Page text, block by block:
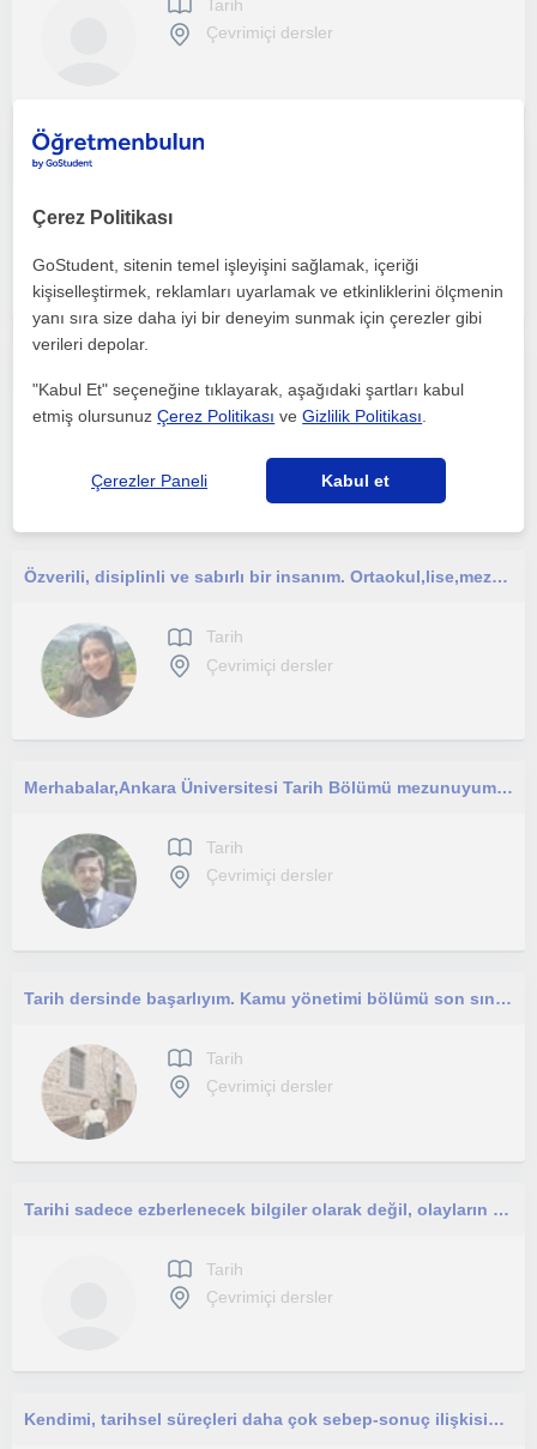
Tarih
Çevrimiçi dersler
Tarih
Çevrimiçi dersler
Özverili, disiplinli ve sabırlı bir insanım. Ortaokul,lise,mezun öğrencilere hitap ediyorum
Tarih
Çevrimiçi dersler
Merhabalar, ​Ankara Üniversitesi Tarih Bölümü mezunuyum ve şu an yine Ankara Üniversitesi Türk İnkılap Tarihi Enstitüsü’nde yüksek
Tarih
Çevrimiçi dersler
Tarih dersinde başarlıyım. Kamu yönetimi bölümü son sınıf öğrencisiyim. Ortaokul ve lise düzeyindeki arkadaşlarla ilgileniyorum.
Tarih
Çevrimiçi dersler
Tarihi sadece ezberlenecek bilgiler olarak değil, olayların nedenlerini ve sonuçlarını anlayarak öğrenmek istemez miyiz?
Tarih
Çevrimiçi dersler
Kendimi, tarihsel süreçleri daha çok sebep-sonuç ilişkisine bağlayarak analiz eden tarih öğrencisi olarak tanımlarım lise,ortaokul
Çerez Politikası
GoStudent, sitenin temel işleyişini sağlamak, içeriği
kişiselleştirmek, reklamları uyarlamak ve etkinliklerini ölçmenin
yanı sıra size daha iyi bir deneyim sunmak için çerezler gibi
verileri depolar.
"Kabul Et" seçeneğine tıklayarak, aşağıdaki şartları kabul
etmiş olursunuzÇerez Politikası veGizlilik Politikası
Çerezler Paneli Kabul et